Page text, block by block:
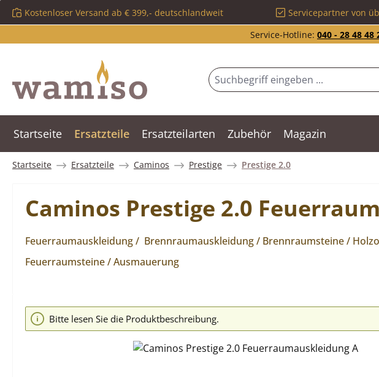
Hauptinhalt springen
Zur Suche springen
Zur Hauptnavigation springen
Kostenloser Versand ab € 399,- deutschlandweit Servicepartner von
Service-Hotline: 040 - 28 48 48
Startseite Ersatzteile Ersatzteilarten Zubehör Magazin
Startseite Ersatzteile Caminos Prestige Prestige 2.0
Caminos Prestige 2.0
Feuerraumauskleidung / Brennraumauskleidung / Brennraumsteine /
Feuerraumsteine / Ausmauerung
Bildergalerie überspringen
Bitte lesen Sie die Produktbeschreibung.